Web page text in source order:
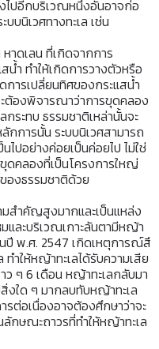
ไปอีกบริเวณหนึ่งอันอาจก่อ
บนิเวศทางทะเล เช่น
าดเลน ที่เกิดจากการ
น้ำ ทำให้เกิดการวางตัวหรือ
ารเปลี่ยนทิศของกระแสน้ำ
ะต้องพิจารณาว่าการขุดคลอง
ระทบ ธรรมชาติเหล่านั้นจะ
การนั้น ระบบนิเวศสามารถ
ปอย่างค่อยเป็นค่อยไป ไม่ใช่
ดคลองที่เป็นโครงการใหญ่
องธรรมชาติด้วย
มสำคัญสูงมากและเป็นแหล่ง
และบริเวณเกาะลันตามีหญ้า
ปี พ.ศ. 2547 เกิดเหตุการณ์สึ
ำให้หญ้าทะเลได้รับความเสีย
ว ๆ 6 เดือน หญ้าทะเลกลับมา
งใด ๆ มากลบทับหญ้าทะเล
ต่อเนื่องอาจต้องศึกษาว่าจะ
กษณะถาวรที่ทำให้หญ้าทะเล